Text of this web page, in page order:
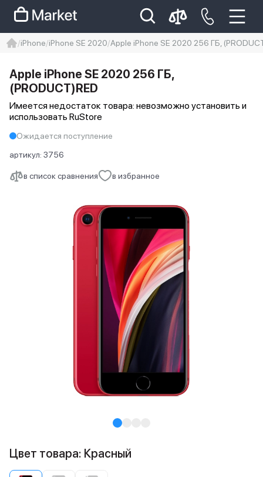
Iphone 14 pro max
айфон 14
iPhone iPhone SE 2020 Apple iPhone SE 2020 256 ГБ,
в список сравнения в избранное
Apple iPhone SE 2020 256 ГБ,
(PRODUCT)RED
Имеется недостаток товара: невозможно установить и
использовать RuStore
Ожидается поступление
артикул: 3756
Цвет товара: Красный